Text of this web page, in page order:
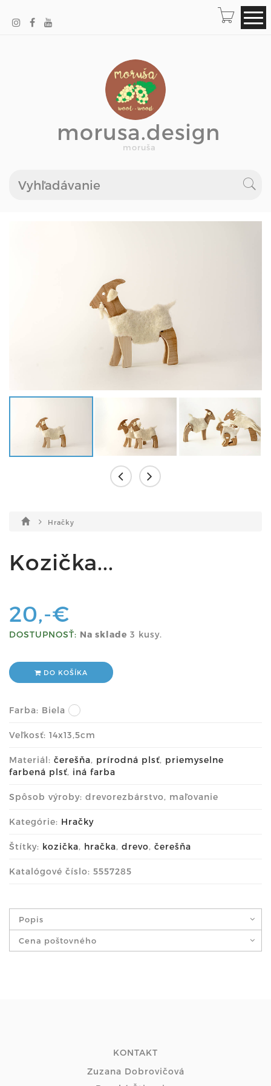
morusa.design
moruša
Hračky
Kozička...
20,-€
DOSTUPNOSŤ: Na sklade 3 kusy.
DO KOŠÍKA
Farba: Biela
Veľkosť: 14x13,5cm
Materiál: čerešňa, prírodná plsť, priemyselne
farbená plsť, iná farba
Spôsob výroby: drevorezbárstvo, maľovanie
Kategórie: Hračky
Štítky: kozička, hračka, drevo, čerešňa
Katalógové číslo: 5557285
Popis
Cena poštovného
KONTAKT
Zuzana Dobrovičová